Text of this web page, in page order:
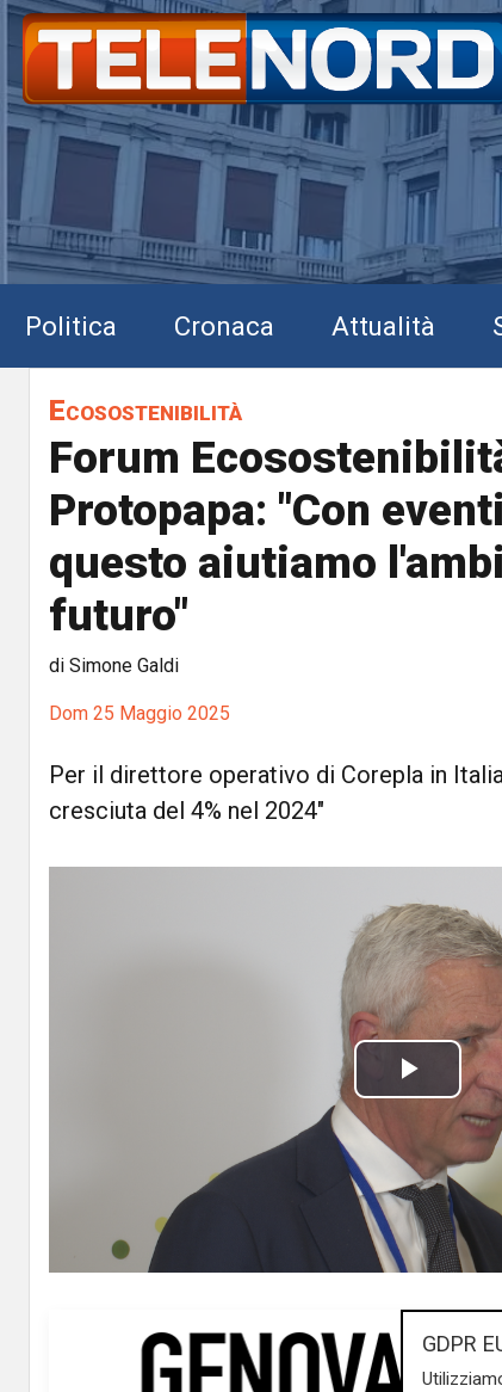
Politica Cronaca Attualità
Ecosostenibilità
Forum
Protopapa: "Con
questo aiutiamo
futuro"
di Simone Galdi
Dom 25 Maggio 2025
Per il direttore operativo di Corepla in
cresciuta del 4% nel 2024"
P
l
a
y
V
GDPR